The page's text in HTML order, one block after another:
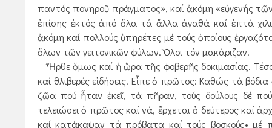
παντός πονηροῦ πράγματος», καί ἀκόμη «εὐγενής τῶν
ἐπίσης ἐκτός ἀπό ὅλα τά ἄλλα ἀγαθά καί ἑπτά
ἀκόμη καί πολλούς ὑπηρέτες μέ τούς ὁποίους
ὅλων τῶν γειτονικῶν φύλων. Ὅλοι τόν μακάριζαν.
Ἦρθε ὅμως καί ἡ ὥρα τῆς φοβερῆς δοκιμασίας.
καί θλιβερές εἰδήσεις. Εἶπε ὁ πρῶτος: Καθώς τά
ζῶα πού ἦταν ἐκεῖ, τά πῆραν, τούς δούλους δέ
τελειώσει ὁ πρῶτος καί νά, ἔρχεται ὁ δεύτερος καί
καί κατάκαψαν τά πρόβατα καί τούς βοσκούς• μέ